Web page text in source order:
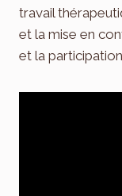
travail
et la mise en
et la